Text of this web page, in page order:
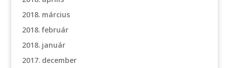
2018. március
2018. február
2018. január
2017. december